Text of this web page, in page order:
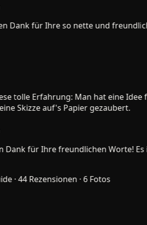
für Ihre so nette und
tolle Erfahrung: Man hat eine Idee
Skizze auf's Papier gezaubert.
für Ihre freundlichen Worte! Es
44 Rezensionen · 6 Fotos